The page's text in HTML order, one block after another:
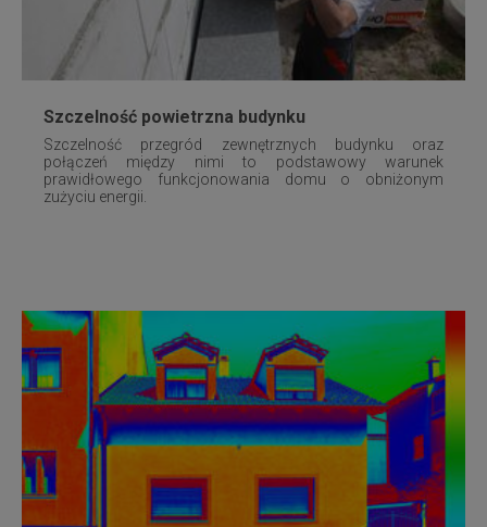
Szczelność powietrzna budynku
Szczelność przegród zewnętrznych budynku oraz
połączeń między nimi to podstawowy warunek
prawidłowego funkcjonowania domu o obniżonym
zużyciu energii.